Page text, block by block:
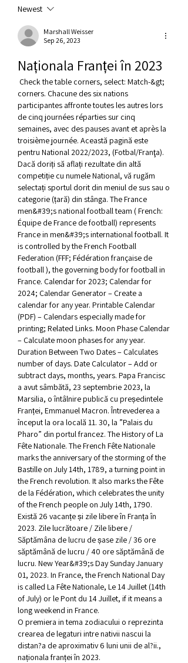
Newest
Marshall Weisser
Sep 26, 2023
Naționala Franței în 2023
corners. Chacune des six nations
participantes affronte toutes les autres lors
de cinq journées réparties sur cinq
semaines, avec des pauses avant et après la
troisième journée. Această pagină este
pentru National 2022/2023, (Fotbal/Franţa).
Dacă doriți să aflați rezultate din altă
competiție cu numele National, vă rugăm
selectați sportul dorit din meniul de sus sau o
categorie (țară) din stânga. The France
men&#39;s national football team ( French:
Équipe de France de football) represents
France in men&#39;s international football. It
is controlled by the French Football
Federation (FFF; Fédération française de
football ), the governing body for football in
France. Calendar for 2023; Calendar for
2024; Calendar Generator – Create a
calendar for any year. Printable Calendar
(PDF) – Calendars especially made for
printing; Related Links. Moon Phase Calendar
– Calculate moon phases for any year.
Duration Between Two Dates – Calculates
number of days. Date Calculator – Add or
subtract days, months, years. Papa Francisc
a avut sâmbătă, 23 septembrie 2023, la
Marsilia, o întâlnire publică cu președintele
Franței, Emmanuel Macron. Întrevederea a
început la ora locală 11. 30, la ”Palais du
Pharo” din portul francez. The History of La
Fête Nationale. The French Fête Nationale
marks the anniversary of the storming of the
Bastille on July 14th, 1789, a turning point in
the French revolution. It also marks the Fête
de la Fédération, which celebrates the unity
of the French people on July 14th, 1790.
Există 26 vacanțe și zile libere în Franța în
2023. Zile lucrătoare / Zile libere /
Săptămâna de lucru de șase zile / 36 ore
săptămână de lucru / 40 ore săptămână de
lucru. New Year&#39;s Day Sunday January
01, 2023. In France, the French National Day
is called La Fête Nationale, Le 14 Juillet (14th
of July) or le Pont du 14 Juillet, if it means a
long weekend in France.
O premiera in tema zodiacului o reprezinta
crearea de legaturi intre nativii nascui la
distan?a de aproximativ 6 luni unii de al?ii.,
naționala franței în 2023.